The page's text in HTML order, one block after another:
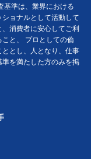
基準は、業界における
ョナルとして活動して
消費者に安心してご利
と、 プロとしての倫
とし、人となり、仕事
を満たした方のみを掲